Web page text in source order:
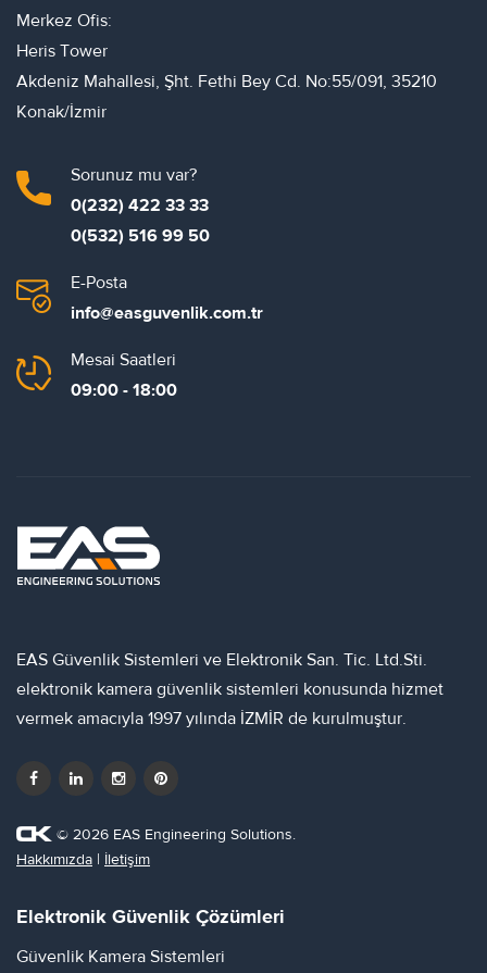
Merkez Ofis:
Heris Tower
Akdeniz Mahallesi, Şht. Fethi Bey Cd. No:55/091, 35210
Konak/İzmir
Sorunuz mu var?
0(232) 422 33 33
0(532) 516 99 50
E-Posta
info@easguvenlik.com.tr
Mesai Saatleri
09:00 - 18:00
EAS Güvenlik Sistemleri ve Elektronik San. Tic. Ltd.Sti.
elektronik kamera güvenlik sistemleri konusunda hizmet
vermek amacıyla 1997 yılında İZMİR de kurulmuştur.
© 2026 EAS Engineering Solutions.
Hakkımızda | İletişim
Elektronik Güvenlik Çözümleri
Güvenlik Kamera Sistemleri